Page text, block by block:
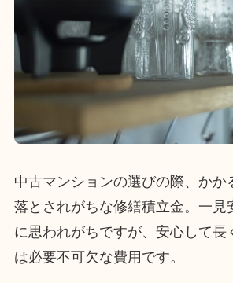
中古マンションの選びの際、かか
落とされがちな修繕積立金。一見
に思われがちですが、安心して長
は必要不可欠な費用です。